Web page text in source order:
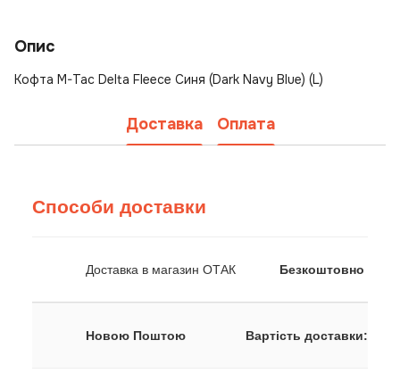
Опис
Кофта M-Tac Delta Fleece Синя (Dark Navy Blue) (L)
Доставка Оплата
Способи доставки
Доставка в магазин ОТАК Безкоштовно
Новою Поштою Вартість доставки: